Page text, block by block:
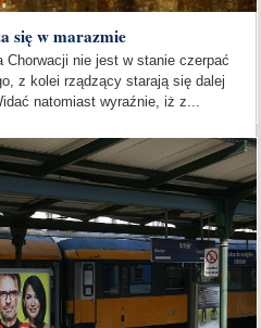
się w marazmie
Chorwacji nie jest w stanie czerpać
z kolei rządzący starają się dalej
natomiast wyraźnie, iż z...